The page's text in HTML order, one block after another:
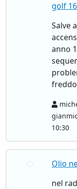
golf
Salve
anno
10:30
Olio
nel